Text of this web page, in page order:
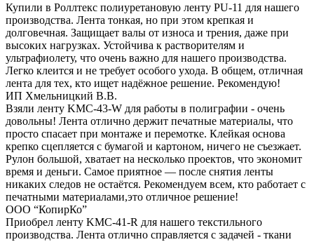
Купили в Роллтекс полиуретановую ленту PU-11 для нашего
производства. Лента тонкая, но при этом крепкая и
долговечная. Защищает валы от износа и трения, даже при
высоких нагрузках. Устойчива к растворителям и
ультрафиолету, что очень важно для нашего производства.
Легко клеится и не требует особого ухода. В общем, отличная
лента для тех, кто ищет надёжное решение. Рекомендую!
ИП Хмельницкий В.В.
Взяли ленту KMC-43-W для работы в полиграфии - очень
довольны! Лента отлично держит печатные материалы, что
просто спасает при монтаже и перемотке. Клейкая основа
крепко сцепляется с бумагой и картоном, ничего не съезжает.
Рулон большой, хватает на несколько проектов, что экономит
время и деньги. Самое приятное — после снятия ленты
никаких следов не остаётся. Рекомендуем всем, кто работает с
печатными материалами,это отличное решение!
ООО “КопирКо”
Приобрел ленту KMC-41-R для нашего текстильного
производства. Лента отлично справляется с задачей - ткани